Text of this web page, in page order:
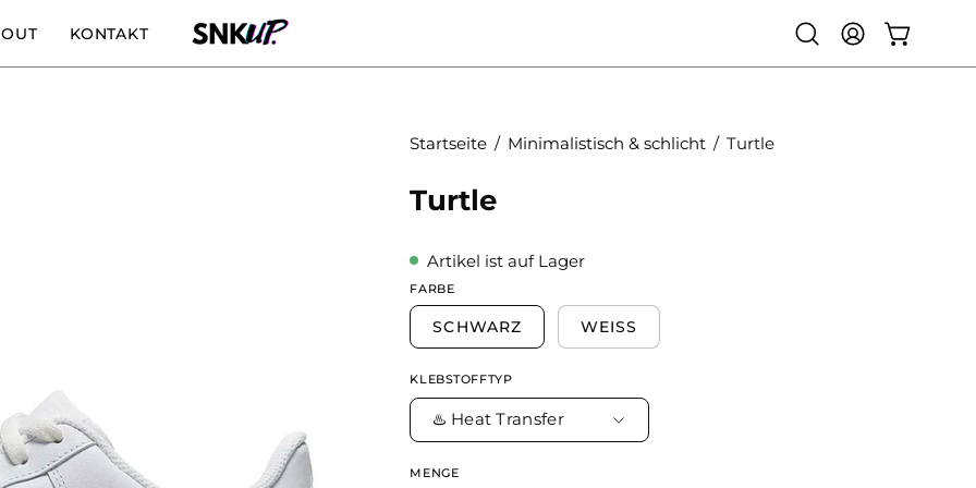
KONTAKT
Suchleiste
öffnen
MEIN
ACCOUNT
Startseite / Minimalistisch & schlicht / Turtle
Turtle
Artikel ist auf Lager
FARBE
SCHWARZ WEISS
KLEBSTOFFTYP
♨️ Heat Transfer
MENGE